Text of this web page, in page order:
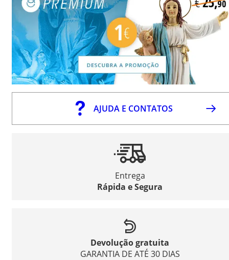
AJUDA E CONTATOS
Entrega
Rápida e Segura
Devolução gratuita
GARANTIA DE ATÉ 30 DIAS